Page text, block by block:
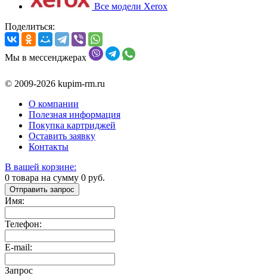
Все модели Xerox
Поделиться:
Мы в мессенджерах
© 2009-2026 kupim-rm.ru
О компании
Полезная информация
Покупка картриджей
Оставить заявку
Контакты
В вашей корзине:
0 товара на сумму 0 руб.
Отправить запрос
Имя:
Телефон:
E-mail:
Запрос